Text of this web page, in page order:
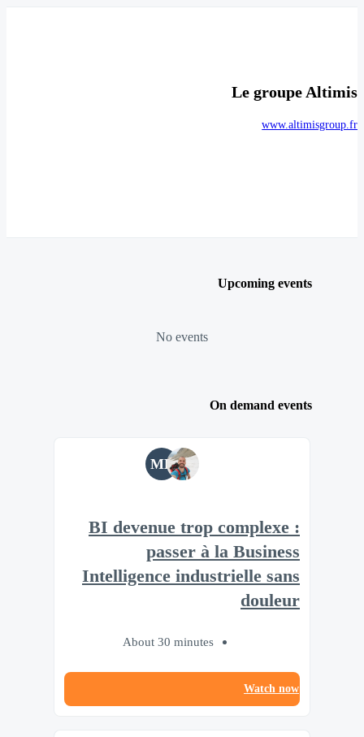
Le groupe Altimis
www.altimisgroup.fr
Upcoming events
No events
On demand events
ML
BI devenue trop complexe :
passer à la Business
Intelligence industrielle sans
douleur
About 30 minutes
Watch now